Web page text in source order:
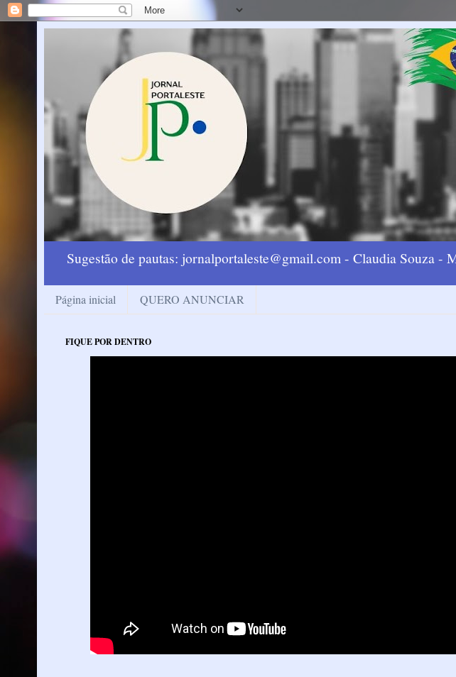
Sugestão de pautas: jornalportaleste@gmail.com - Claudia Souza -
Página inicial QUERO ANUNCIAR
FIQUE POR DENTRO